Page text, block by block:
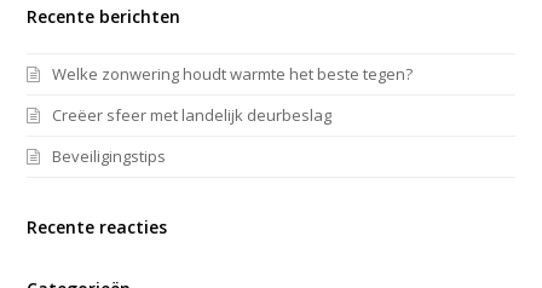
Recente berichten
Welke zonwering houdt warmte het beste tegen?
Creëer sfeer met landelijk deurbeslag
Beveiligingstips
Recente reacties